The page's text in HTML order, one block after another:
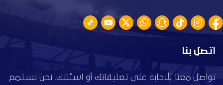
اتصل بنا
تواصل معنا للاجابة على تعليقاتك أو اسئلتك. نحن نستمع